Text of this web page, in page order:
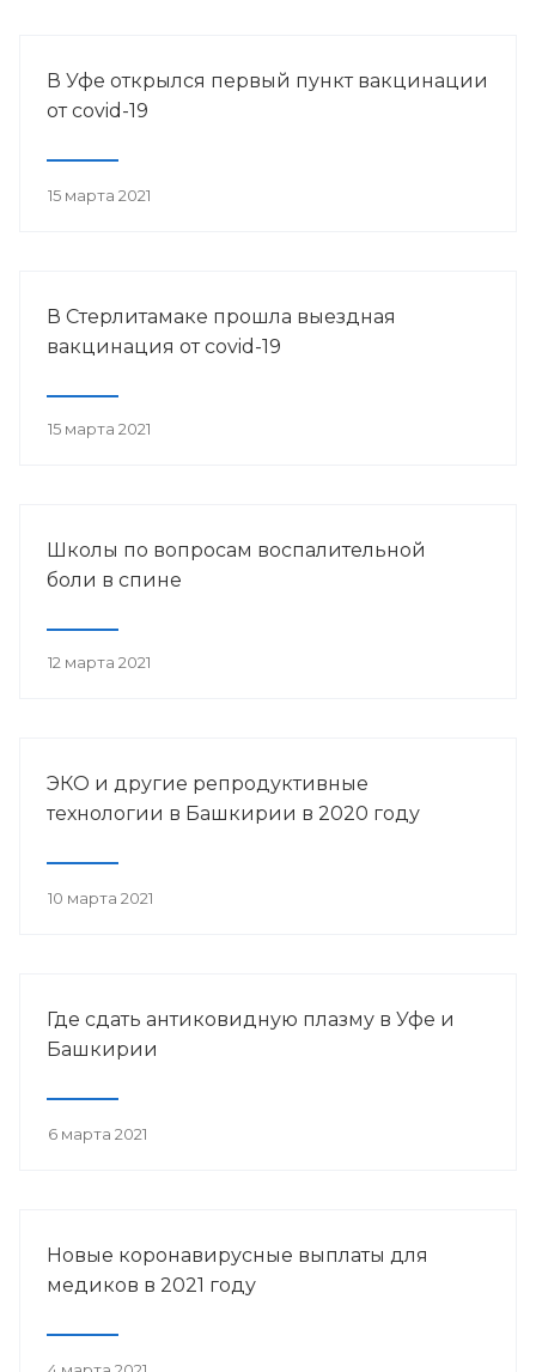
В Уфе открылся первый пункт вакцинации
от сovid-19
15 марта 2021
В Стерлитамаке прошла выездная
вакцинация от covid-19
15 марта 2021
Школы по вопросам воспалительной
боли в спине
12 марта 2021
ЭКО и другие репродуктивные
технологии в Башкирии в 2020 году
10 марта 2021
Где сдать антиковидную плазму в Уфе и
Башкирии
6 марта 2021
Новые коронавирусные выплаты для
медиков в 2021 году